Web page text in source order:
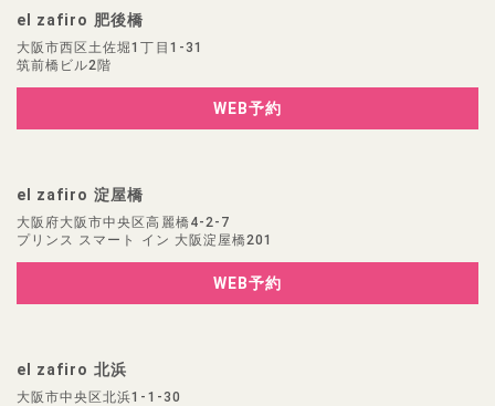
el zafiro 肥後橋
大阪市西区土佐堀1丁目1-31
筑前橋ビル2階
WEB予約
el zafiro 淀屋橋
大阪府大阪市中央区高麗橋4-2-7
プリンス スマート イン 大阪淀屋橋201
WEB予約
el zafiro 北浜
大阪市中央区北浜1-1-30